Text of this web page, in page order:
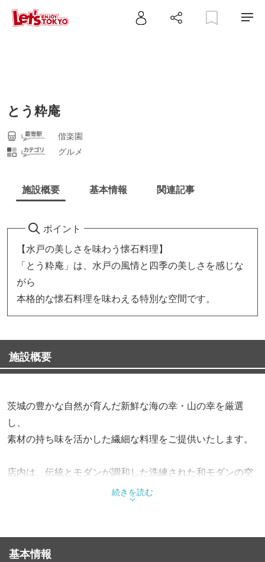
とう粋庵
偕楽園
グルメ
施設概要 基本情報 関連記事
ポイント
【水戸の美しさを味わう懐石料理】
「とう粋庵」は、水戸の風情と四季の美しさを感じな
がら
本格的な懐石料理を味わえる特別な空間です。
施設概要
茨城の豊かな自然が育んだ新鮮な海の幸・山の幸を厳選
し、
素材の持ち味を活かした繊細な料理をご提供いたします。
店内は、伝統とモダンが調和した洗練された和モダンの空
特別な日のお食事や、接待・宴会・法要などにも最適な個
料理長が腕をふるったお料理とともに、心を満たす至福の
続きを読む
基本情報